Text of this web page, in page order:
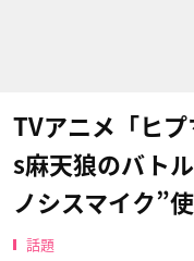
TVアニメ「ヒ
s麻天狼のバト
ノシスマイク”
話題